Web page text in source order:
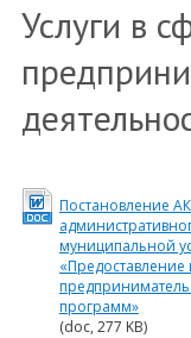
Услуги в
Постановление
муниципальной
программ»
(doc, 277 KB)